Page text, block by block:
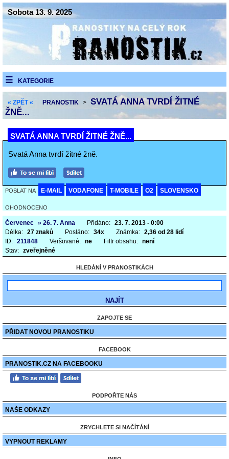
Sobota 13. 9. 2025
KATEGORIE
« ZPĚT « PRANOSTIK > SVATÁ ANNA TVRDÍ ŽITNÉ
ŽNĚ...
SVATÁ ANNA TVRDÍ ŽITNÉ ŽNĚ...
Svatá Anna tvrdí žitné žně.
POSLAT NA E-MAIL VODAFONE T-MOBILE O2 SLOVENSKO
OHODNOCENO
Červenec » 26. 7. Anna Přidáno: 23. 7. 2013 - 0:00
Délka: 27 znaků Posláno: 34x Známka: 2,36 od 28 lidí
ID: 211848 Veršované: ne Filtr obsahu: není
Stav: zveřejněné
HLEDÁNÍ V PRANOSTIKÁCH
ZAPOJTE SE
PŘIDAT NOVOU PRANOSTIKU
FACEBOOK
PRANOSTIK.CZ NA FACEBOOKU
PODPOŘTE NÁS
NAŠE ODKAZY
ZRYCHLETE SI NAČÍTÁNÍ
VYPNOUT REKLAMY